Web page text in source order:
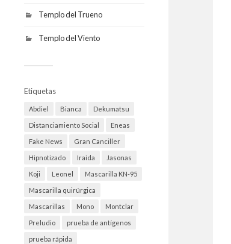
Templo del Trueno
Templo del Viento
Etiquetas
Abdiel Bianca Dekumatsu
Distanciamiento Social Eneas
Fake News Gran Canciller
Hipnotizado Iraida Jasonas
Koji Leonel Mascarilla KN-95
Mascarilla quirúrgica
Mascarillas Mono Montclar
Preludio prueba de antígenos
prueba rápida